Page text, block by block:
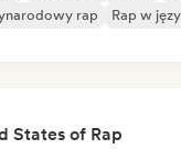
rap
Rap w
States of Rap